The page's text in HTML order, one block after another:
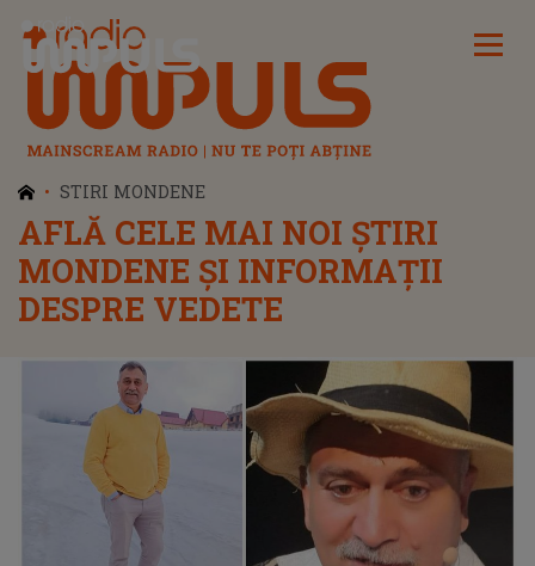
Radio Impuls
STIRI MONDENE
AFLĂ CELE MAI NOI ȘTIRI
MONDENE ȘI INFORMAȚII
DESPRE VEDETE